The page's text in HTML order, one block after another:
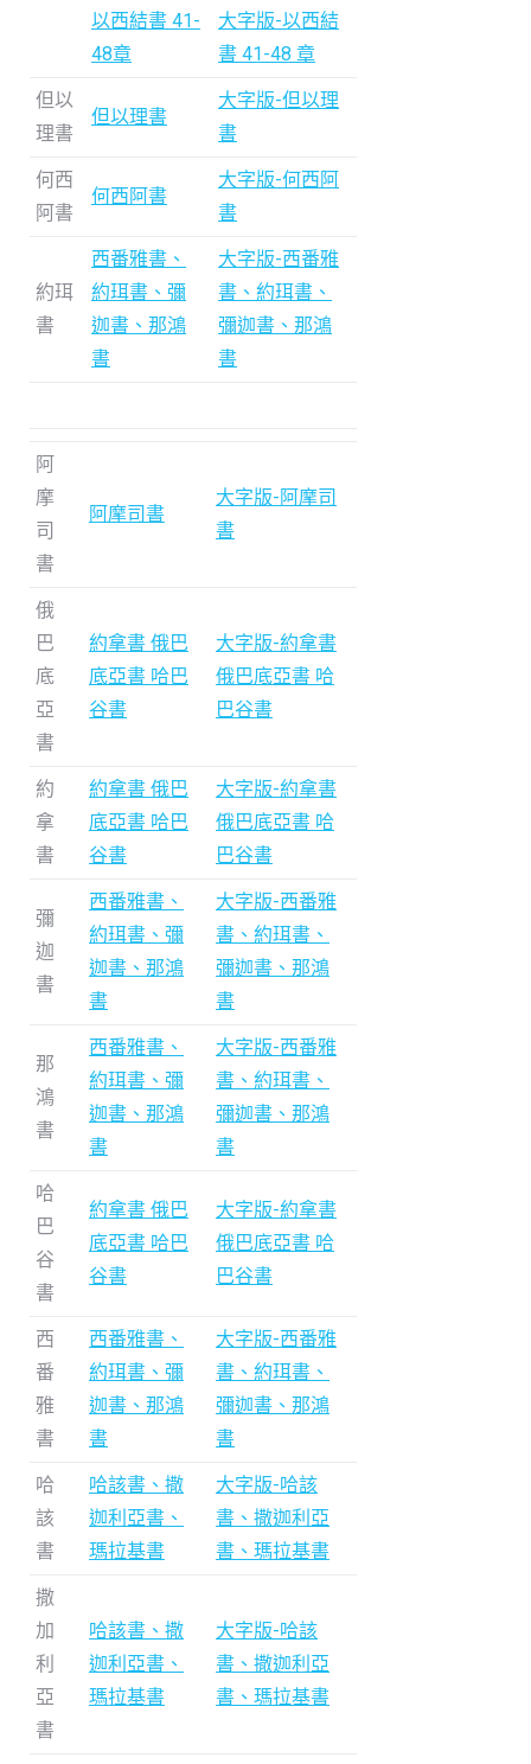
以西結書 41-
48章
大字版-以西結
書 41-48 章
但以
理書
但以理書
大字版-但以理
書
何西
阿書
何西阿書
大字版-何西阿
書
約珥
書
西番雅書、
約珥書、彌
迦書、那鴻
書
大字版-西番雅
書、約珥書、
彌迦書、那鴻
書
阿
摩
司
書
阿摩司書
大字版-阿摩司
書
俄
巴
底
亞
書
約拿書 俄巴
底亞書 哈巴
谷書
大字版-約拿書
俄巴底亞書 哈
巴谷書
約
拿
書
約拿書 俄巴
底亞書 哈巴
谷書
大字版-約拿書
俄巴底亞書 哈
巴谷書
彌
迦
書
西番雅書、
約珥書、彌
迦書、那鴻
書
大字版-西番雅
書、約珥書、
彌迦書、那鴻
書
那
鴻
書
西番雅書、
約珥書、彌
迦書、那鴻
書
大字版-西番雅
書、約珥書、
彌迦書、那鴻
書
哈
巴
谷
書
約拿書 俄巴
底亞書 哈巴
谷書
大字版-約拿書
俄巴底亞書 哈
巴谷書
西
番
雅
書
西番雅書、
約珥書、彌
迦書、那鴻
書
大字版-西番雅
書、約珥書、
彌迦書、那鴻
書
哈
該
書
哈該書、撒
迦利亞書、
瑪拉基書
大字版-哈該
書、撒迦利亞
書、瑪拉基書
撒
加
利
亞
書
哈該書、撒
迦利亞書、
瑪拉基書
大字版-哈該
書、撒迦利亞
書、瑪拉基書